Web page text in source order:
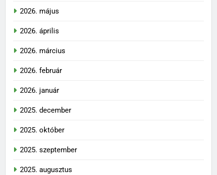
2026. május
2026. április
2026. március
2026. február
2026. január
2025. december
2025. október
2025. szeptember
2025. augusztus